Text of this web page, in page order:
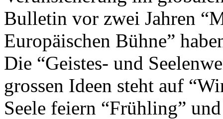
Bulletin vor zwei Jahren
Europäischen Bühne”
Die “Geistes- und
grossen Ideen steht auf
Seele feiern “Frühling”